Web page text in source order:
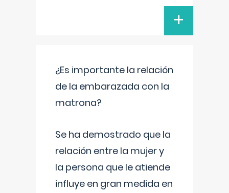
+
¿Es importante la relación
de la embarazada con la
matrona?
Se ha demostrado que la
relación entre la mujer y
la persona que le atiende
influye en gran medida en